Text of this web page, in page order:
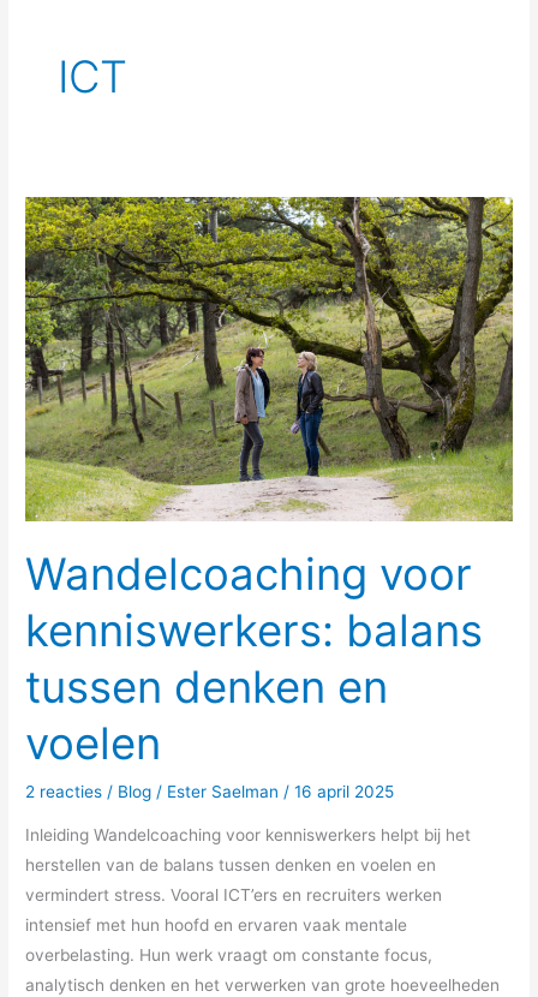
ICT
Wandelcoaching voor
kenniswerkers: balans
tussen denken en
voelen
2 reacties / Blog / Ester Saelman/16 april 2025
Inleiding Wandelcoaching voor kenniswerkers helpt bij het
herstellen van de balans tussen denken en voelen en
vermindert stress. Vooral ICT’ers en recruiters werken
intensief met hun hoofd en ervaren vaak mentale
overbelasting. Hun werk vraagt om constante focus,
analytisch denken en het verwerken van grote hoeveelheden
Wandelcoaching
voor
kenniswerkers:
balans
tussen
denken
en
voelen